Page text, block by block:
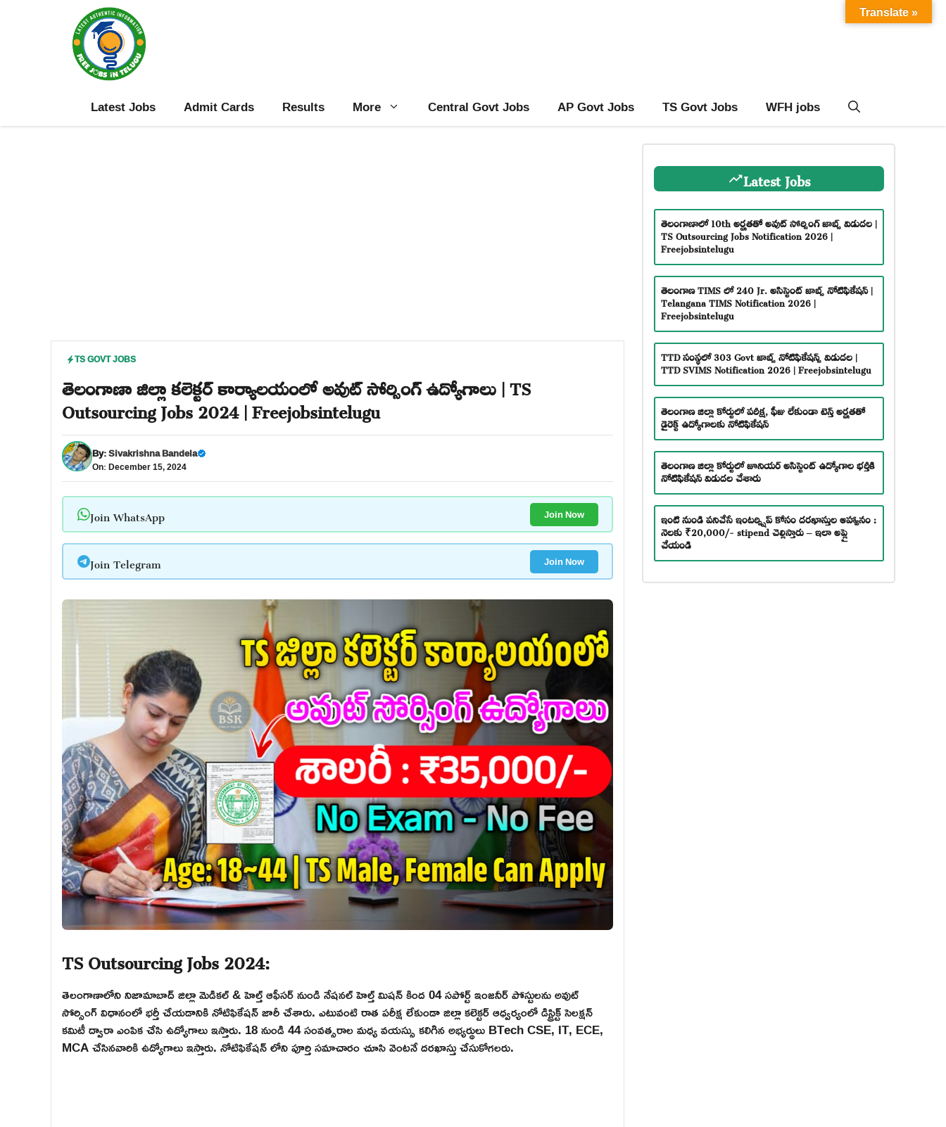
Latest Jobs Admit Cards Results More Central Govt Jobs AP Govt Jobs TS Govt Jobs WFH jobs
TS GOVT JOBS
తెలంగాణా జిల్లా కలెక్టర్ కార్యాలయంలో అవుట్ సోర్సింగ్ ఉద్యోగాలు | TS
Outsourcing Jobs 2024 | Freejobsintelugu
By:Sivakrishna Bandela
On: December 15, 2024
Join WhatsApp Join Now
Join Telegram Join Now
TS Outsourcing Jobs 2024:
తెలంగాణాలోని నిజామాబాద్ జిల్లా మెడికల్ & హెల్త్ ఆఫీసర్ నుండి నేషనల్ హెల్త్ మిషన్ కింద 04 సపోర్ట్ ఇంజనీర్ పోస్టులను అవుట్
సోర్సింగ్ విధానంలో భర్తీ చేయడానికి నోటిఫికేషన్ జారీ చేశారు. ఎటువంటి రాత పరీక్ష లేకుండా జిల్లా కలెక్టర్ ఆధ్వర్యంలో డిస్ట్రిక్ట్ సెలక్షన్
కమిటీ ద్వారా ఎంపిక చేసి ఉద్యోగాలు ఇస్తారు. 18 నుండి 44 సంవత్సరాల మధ్య వయస్సు కలిగిన అభ్యర్థులు BTech CSE, IT, ECE,
MCA చేసినవారికి ఉద్యోగాలు ఇస్తారు. నోటిఫికేషన్ లోని పూర్తి సమాచారం చూసి వెంటనే దరఖాస్తు చేసుకోగలరు.
Latest Jobs
తెలంగాణాలో 10th అర్హతతో అవుట్ సోర్సింగ్ జాబ్స్ విడుదల |
TS Outsourcing Jobs Notification 2026 |
Freejobsintelugu
తెలంగాణ TIMS లో 240 Jr. అసిస్టెంట్ జాబ్స్ నోటిఫికేషన్ |
Telangana TIMS Notification 2026 |
Freejobsintelugu
TTD సంస్థలో 303 Govt జాబ్స్ నోటిఫికేషన్స్ విడుదల |
TTD SVIMS Notification 2026 | Freejobsintelugu
తెలంగాణ జిల్లా కోర్టులో పరీక్ష, ఫీజు లేకుండా టెన్త్ అర్హతతో
డైరెక్ట్ ఉద్యోగాలకు నోటిఫికేషన్
తెలంగాణ జిల్లా కోర్టులో జూనియర్ అసిస్టెంట్ ఉద్యోగాల భర్తీకి
నోటిఫికేషన్ విడుదల చేశారు
ఇంటి నుండి పనిచేసే ఇంటర్న్షిప్ కోసం దరఖాస్తుల ఆహ్వానం :
నెలకు ₹20,000/- stipend చెల్లిస్తారు – ఇలా అప్లై
చేయండి
Translate »